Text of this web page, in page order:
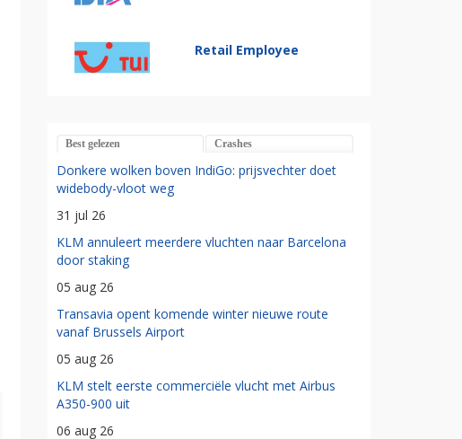
Retail Employee
Best gelezen Crashes
Donkere wolken boven IndiGo: prijsvechter doet
widebody-vloot weg
31 jul 26
KLM annuleert meerdere vluchten naar Barcelona
door staking
05 aug 26
Transavia opent komende winter nieuwe route
vanaf Brussels Airport
05 aug 26
KLM stelt eerste commerciële vlucht met Airbus
A350-900 uit
06 aug 26